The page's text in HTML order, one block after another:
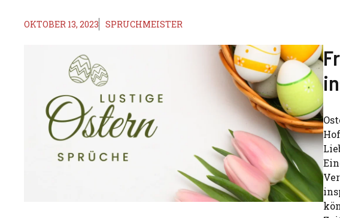
OKTOBER 13, 2023 SPRUCHMEISTER